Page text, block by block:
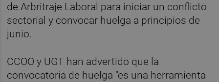
de Arbritraje Laboral para iniciar un conflicto
sectorial y convocar huelga a principios de
junio.
CCOO y UGT han advertido que la
convocatoria de huelga "es una herramienta